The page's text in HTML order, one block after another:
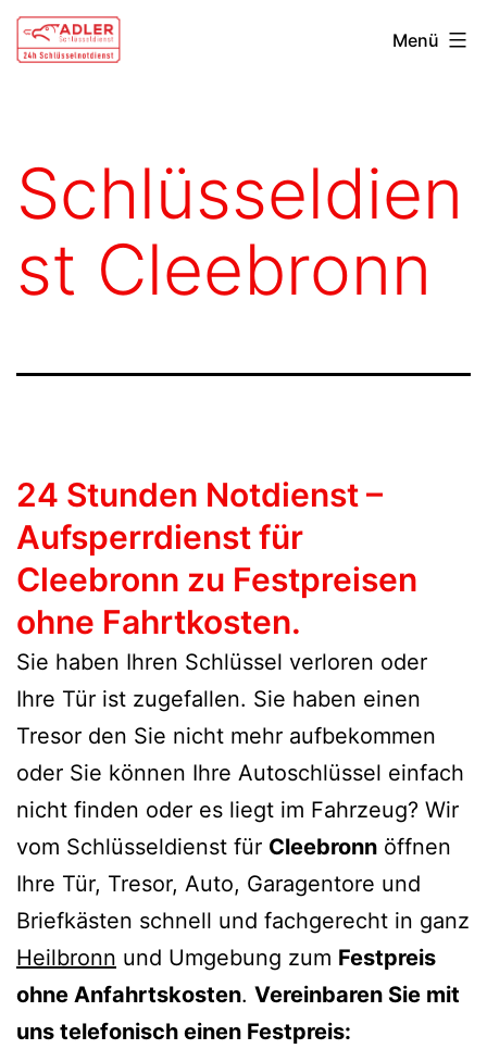
Zum
Inhalt
Schlüsseldienst
Menü
Schlüsseldien
st Cleebronn
24 Stunden Notdienst –
Aufsperrdienst für
Cleebronn zu Festpreisen
ohne Fahrtkosten.
Sie haben Ihren Schlüssel verloren oder
Ihre Tür ist zugefallen. Sie haben einen
Tresor den Sie nicht mehr aufbekommen
oder Sie können Ihre Autoschlüssel einfach
nicht finden oder es liegt im Fahrzeug? Wir
vom Schlüsseldienst für Cleebronn öffnen
Ihre Tür, Tresor, Auto, Garagentore und
Briefkästen schnell und fachgerecht in ganz
Heilbronn und Umgebung zum Festpreis
ohne Anfahrtskosten. Vereinbaren Sie mit
uns telefonisch einen Festpreis: